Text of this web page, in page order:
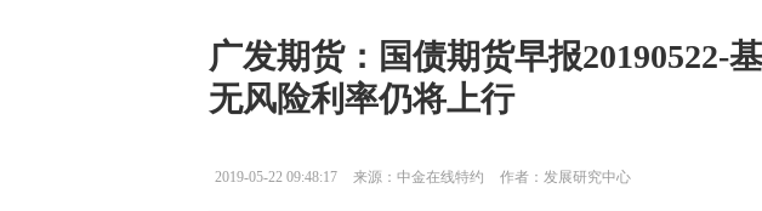
广发期货：国债期货早报20190522-
无风险利率仍将上行
2019-05-22 09:48:17 来源：中金在线特约 作者：发展研究中心